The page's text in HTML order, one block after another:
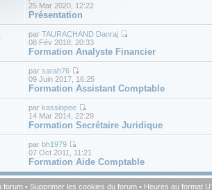
25 Mar 2020, 12:22
Présentation
parTAURACHAND Danraj
08 Fév 2018, 20:33
Formation Analyste Financier
parsarah76
09 Juin 2017, 16:25
Formation Assistant Comptable
parkassiopee
14 Mar 2014, 22:29
Formation Secrétaire Juridique
parbh1979
07 Oct 2011, 11:21
Formation Aide Comptable
forum • Supprimer les cookies du forum • Heures au format